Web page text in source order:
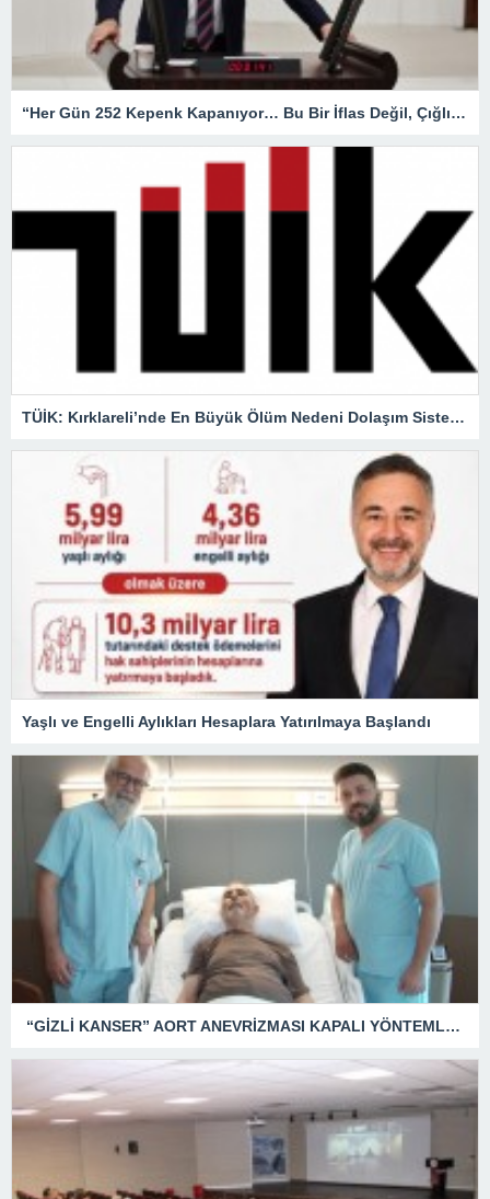
“Her Gün 252 Kepenk Kapanıyor… Bu Bir İflas Değil, Çığlıktır!”
TÜİK: Kırklareli’nde En Büyük Ölüm Nedeni Dolaşım Sistemi Hastalıkları
Yaşlı ve Engelli Aylıkları Hesaplara Yatırılmaya Başlandı
“GİZLİ KANSER” AORT ANEVRİZMASI KAPALI YÖNTEMLE TEDAVİ EDİLDİ